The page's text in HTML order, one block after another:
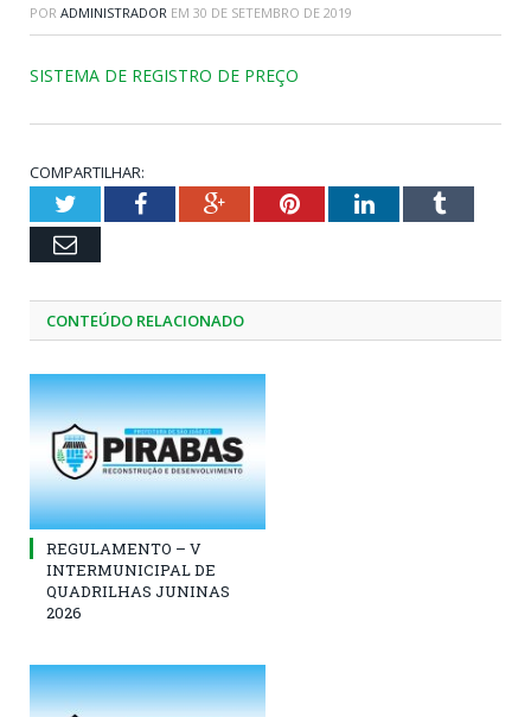
POR ADMINISTRADOR EM 30 DE SETEMBRO DE 2019
SISTEMA DE REGISTRO DE PREÇO
COMPARTILHAR:
TwitterFacebookGoogle+PinterestLinkedInTumblr
Email
CONTEÚDO RELACIONADO
REGULAMENTO – V
INTERMUNICIPAL DE
QUADRILHAS JUNINAS
2026